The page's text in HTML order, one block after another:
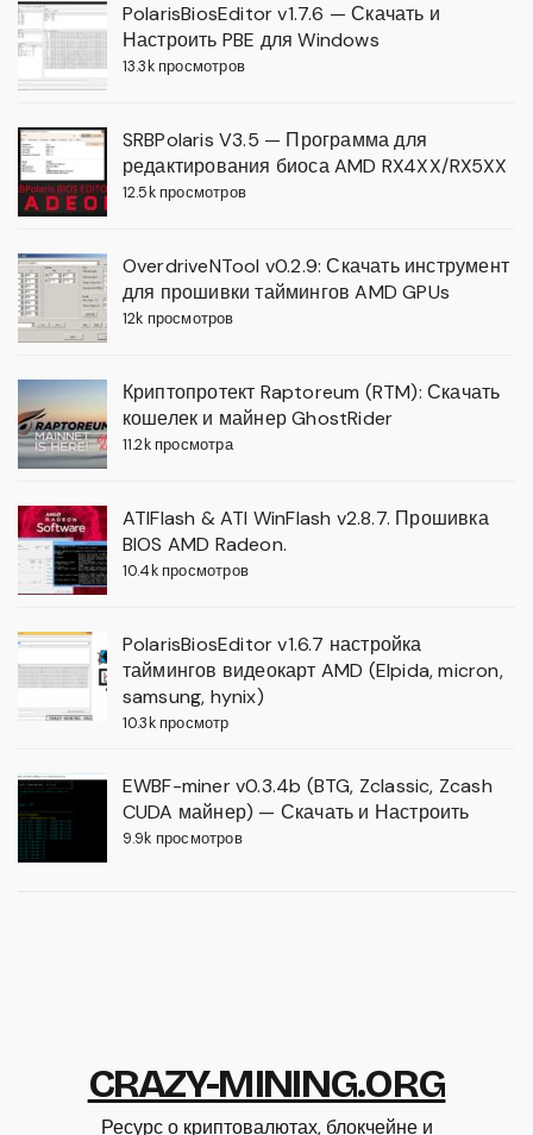
PolarisBiosEditor v1.7.6 — Скачать и
Настроить PBE для Windows
13.3k просмотров
SRBPolaris V3.5 — Программа для
редактирования биоса AMD RX4XX/RX5XX
12.5k просмотров
OverdriveNTool v0.2.9: Скачать инструмент
для прошивки таймингов AMD GPUs
12k просмотров
Криптопротект Raptoreum (RTM): Скачать
кошелек и майнер GhostRider
11.2k просмотра
ATIFlash & ATI WinFlash v2.8.7. Прошивка
BIOS AMD Radeon.
10.4k просмотров
PolarisBiosEditor v1.6.7 настройка
таймингов видеокарт AMD (Elpida, micron,
samsung, hynix)
10.3k просмотр
EWBF-miner v0.3.4b (BTG, Zclassic, Zcash
CUDA майнер) — Скачать и Настроить
9.9k просмотров
CRAZY-MINING.ORG
Ресурс о криптовалютах, блокчейне и